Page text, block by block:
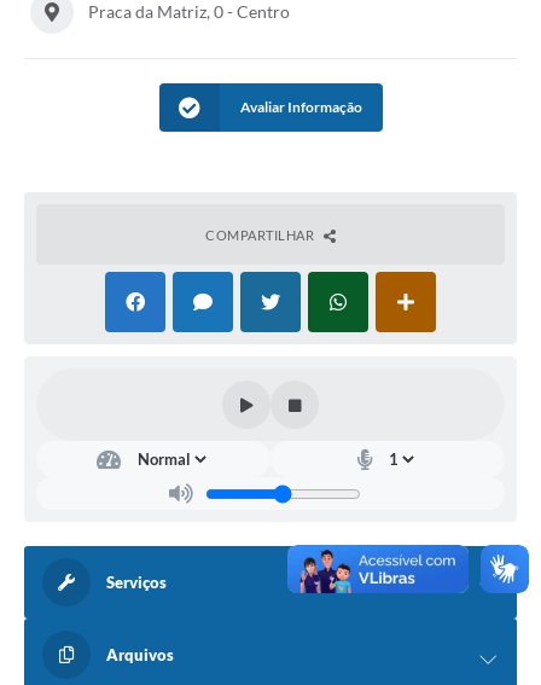
Praca da Matriz, 0 - Centro
Avaliar Informação
COMPARTILHAR
Serviços
Arquivos